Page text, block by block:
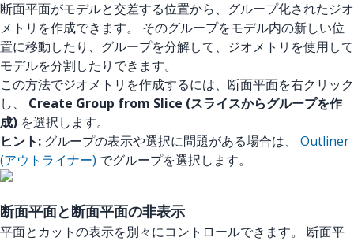
断面平面がモデルと交差する位置から、グループ化されたジオ
メトリを作成できます。 そのグループをモデル内の新しい位
置に移動したり、グループを分解して、ジオメトリを使用して
モデルを分割したりできます。
この方法でジオメトリを作成するには、断面平面を右クリック
し、 Create Group from Slice (スライスからグループを作
成) を選択します。
ヒント: グループの表示や選択に問題がある場合は、 Outliner
(アウトライナー) でグループを選択します。
断面平面と断面平面の非表示
平面とカットの表示を別々にコントロールできます。 断面平